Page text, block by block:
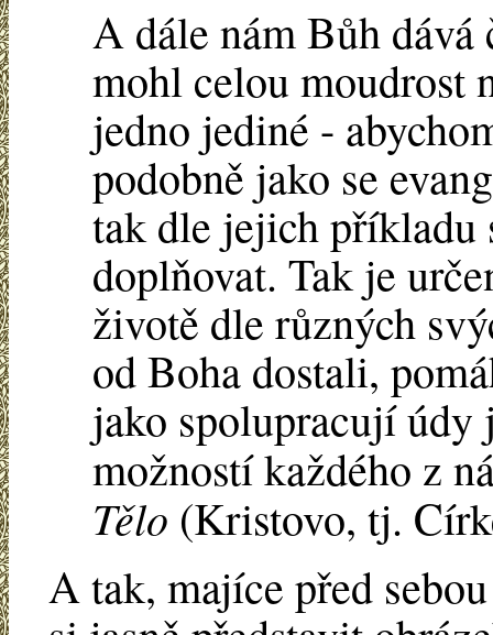
A dále nám Bůh
mohl celou moudrost
jedno jediné -
podobně jako se
tak dle jejich příkladu
doplňovat. Tak je
životě dle různých
od Boha dostali,
jako spolupracují
možností každého z
Tělo (Kristovo, tj.
A tak, majíce před